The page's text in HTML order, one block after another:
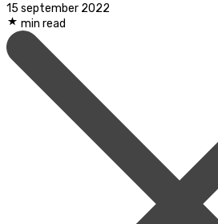
15 september 2022
min read